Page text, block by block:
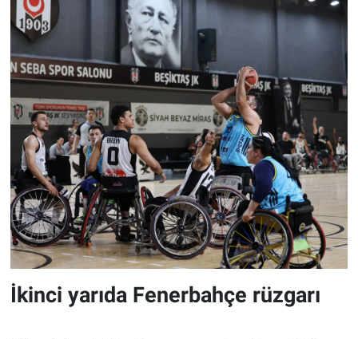
İkinci yarıda Fenerbahçe rüzgarı